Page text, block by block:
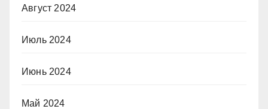
Август 2024
Июль 2024
Июнь 2024
Май 2024